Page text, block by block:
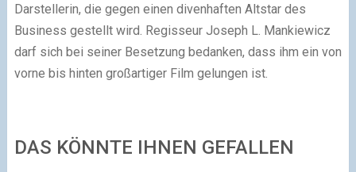
Darstellerin, die gegen einen divenhaften Altstar des
Business gestellt wird. Regisseur Joseph L. Mankiewicz
darf sich bei seiner Besetzung bedanken, dass ihm ein von
vorne bis hinten großartiger Film gelungen ist.
DAS KÖNNTE IHNEN GEFALLEN